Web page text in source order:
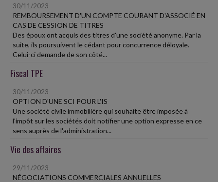
30/11/2023
REMBOURSEMENT D'UN COMPTE COURANT D'ASSOCIÉ EN
CAS DE CESSION DE TITRES
Des époux ont acquis des titres d'une société anonyme. Par la
suite, ils poursuivent le cédant pour concurrence déloyale.
Celui-ci demande de son côté...
Fiscal TPE
30/11/2023
OPTION D'UNE SCI POUR L'IS
Une société civile immobilière qui souhaite être imposée à
l'impôt sur les sociétés doit notifier une option expresse en ce
sens auprès de l'administration...
Vie des affaires
29/11/2023
NÉGOCIATIONS COMMERCIALES ANNUELLES